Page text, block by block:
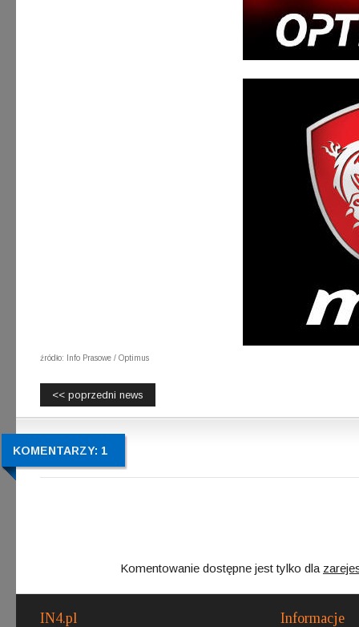
źródło: Info Prasowe / Optimus
<< poprzedni news
KOMENTARZY: 1
Komentowanie dostępne jest tylko dla
IN4.pl Informacje